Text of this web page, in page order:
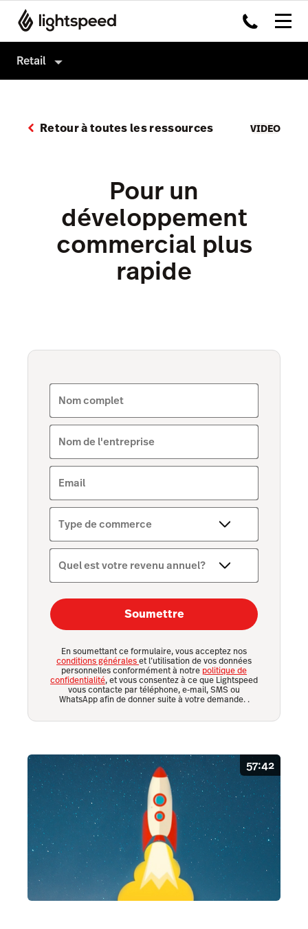
Retail
Produits
Insights
Accounting
Marketing et fidélisation
Stock
Retour à toutes les ressources VIDEO
Pour un
développement
commercial plus
rapide
57:42
Nom complet
Nom de l'entreprise
Email
Type de commerce
Quel est votre revenu annuel?
Soumettre
En soumettant ce formulaire, vous acceptez nos
conditions généraleset l’utilisation de vos données
personnelles conformément à notre politique de
confidentialité, et vous consentez à ce que Lightspeed
vous contacte par téléphone, e-mail, SMS ou
WhatsApp afin de donner suite à votre demande. .